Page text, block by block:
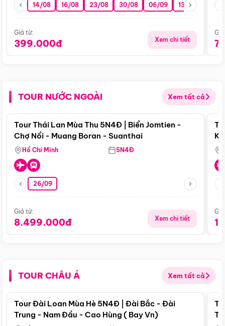
14/08 16/08 23/08 30/08 06/09 13/09 20/09
Giá từ:
399.000đ Xem chi tiết
TOUR NƯỚC NGOÀI Xem tất cả
Điểm nổi bật
Tour Thái Lan Mùa Thu 5N4Đ | Biển Jomtien -
Chợ Nổi - Muang Boran - Suanthai
Hồ Chí Minh 5N4Đ
26/09
Giá từ:
8.499.000đ Xem chi tiết
TOUR CHÂU Á Xem tất cả
Điểm nổi bật
Tour Đài Loan Mùa Hè 5N4Đ | Đài Bắc - Đài
Trung - Nam Đầu - Cao Hùng ( Bay Vn)